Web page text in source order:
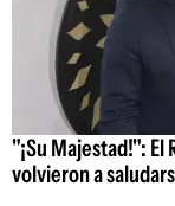
"¡Su Majestad!": El
volvieron a